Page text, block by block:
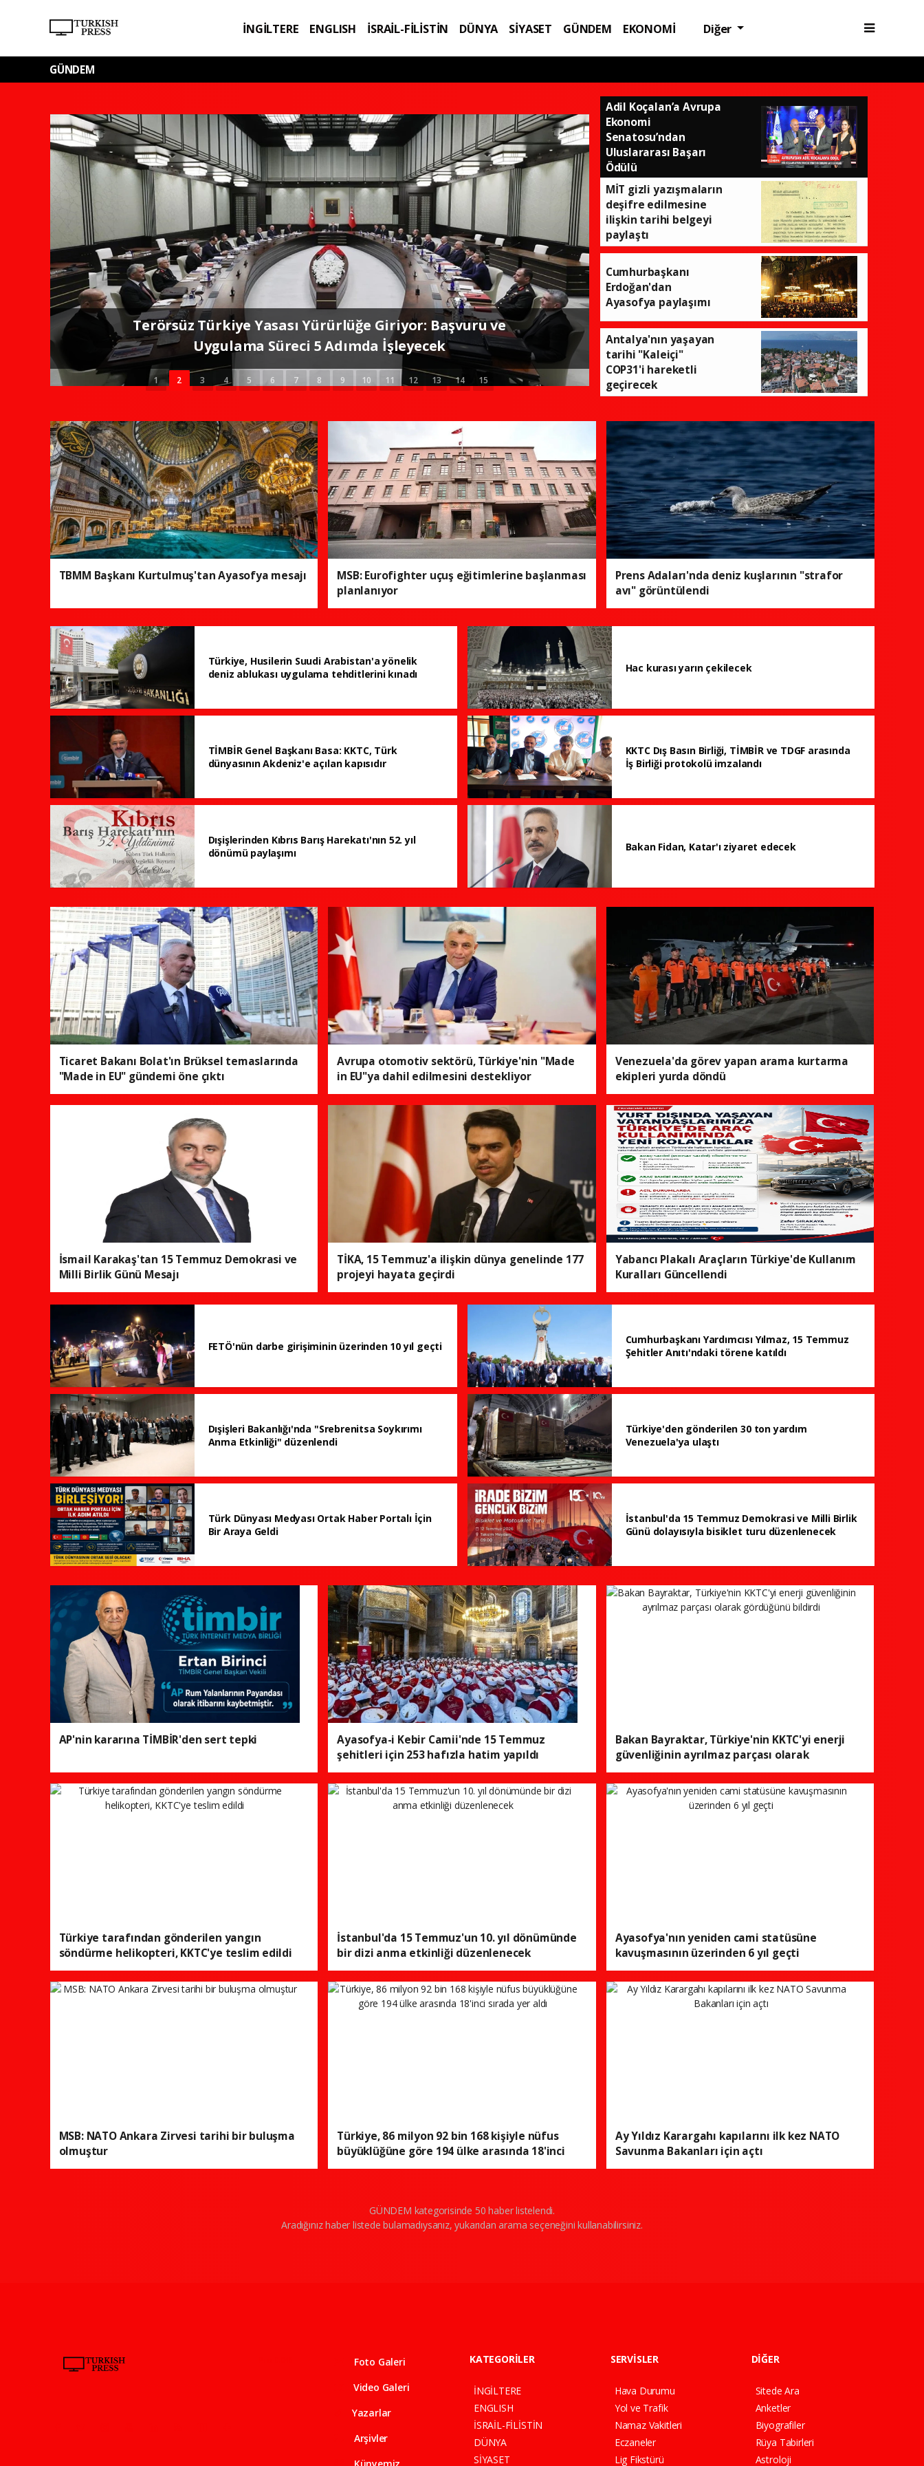
İNGİLTERE ENGLISH İSRAİL-FİLİSTİN DÜNYA SİYASET GÜNDEM
EKONOMİ
Diğer
GÜNDEM
Suriye Dışişleri Bakanı Şeybani yarın Türkiye'yi ziyaret
edecek
İsmail Karakaş'a TİMBİR'de
1 2 3 4 5 6 7 8 9 10 11 12 13 14 15
Adil Koçalan’a Avrupa
Ekonomi
Senatosu’ndan
Uluslararası Başarı
Ödülü
MİT gizli yazışmaların
deşifre edilmesine
ilişkin tarihi belgeyi
paylaştı
Cumhurbaşkanı
Erdoğan'dan
Ayasofya paylaşımı
Antalya'nın yaşayan
tarihi "Kaleiçi"
COP31'i hareketli
geçirecek
TBMM Başkanı Kurtulmuş'tan Ayasofya mesajı
MSB: Eurofighter uçuş eğitimlerine başlanması
planlanıyor
Prens Adaları'nda deniz kuşlarının "strafor
avı" görüntülendi
Türkiye, Husilerin Suudi Arabistan'a yönelik
deniz ablukası uygulama tehditlerini kınadı
Hac kurası yarın çekilecek
TİMBİR Genel Başkanı Basa: KKTC, Türk
dünyasının Akdeniz'e açılan kapısıdır
KKTC Dış Basın Birliği, TİMBİR ve TDGF arasında
İş Birliği protokolü imzalandı
Dışişlerinden Kıbrıs Barış Harekatı'nın 52. yıl
dönümü paylaşımı
Bakan Fidan, Katar'ı ziyaret edecek
Ticaret Bakanı Bolat'ın Brüksel temaslarında
"Made in EU" gündemi öne çıktı
Avrupa otomotiv sektörü, Türkiye'nin "Made
in EU"ya dahil edilmesini destekliyor
Venezuela'da görev yapan arama kurtarma
ekipleri yurda döndü
İsmail Karakaş'tan 15 Temmuz Demokrasi ve
Milli Birlik Günü Mesajı
TİKA, 15 Temmuz'a ilişkin dünya genelinde 177
projeyi hayata geçirdi
Yabancı Plakalı Araçların Türkiye'de Kullanım
Kuralları Güncellendi
FETÖ'nün darbe girişiminin üzerinden 10 yıl geçti
Cumhurbaşkanı Yardımcısı Yılmaz, 15 Temmuz
Şehitler Anıtı'ndaki törene katıldı
Dışişleri Bakanlığı'nda "Srebrenitsa Soykırımı
Anma Etkinliği" düzenlendi
Türkiye'den gönderilen 30 ton yardım
Venezuela'ya ulaştı
Türk Dünyası Medyası Ortak Haber Portalı İçin
Bir Araya Geldi
İstanbul'da 15 Temmuz Demokrasi ve Milli Birlik
Günü dolayısıyla bisiklet turu düzenlenecek
AP'nin kararına TİMBİR'den sert tepki
Ayasofya-i Kebir Camii'nde 15 Temmuz
şehitleri için 253 hafızla hatim yapıldı
Bakan Bayraktar, Türkiye'nin KKTC'yi enerji
güvenliğinin ayrılmaz parçası olarak
gördüğünü bildirdi
Türkiye tarafından gönderilen yangın
söndürme helikopteri, KKTC'ye teslim edildi
İstanbul'da 15 Temmuz'un 10. yıl dönümünde
bir dizi anma etkinliği düzenlenecek
Ayasofya'nın yeniden cami statüsüne
kavuşmasının üzerinden 6 yıl geçti
MSB: NATO Ankara Zirvesi tarihi bir buluşma
olmuştur
Türkiye, 86 milyon 92 bin 168 kişiyle nüfus
büyüklüğüne göre 194 ülke arasında 18'inci
sırada yer aldı
Ay Yıldız Karargahı kapılarını ilk kez NATO
Savunma Bakanları için açtı
GÜNDEM kategorisinde 50 haber listelendi.
Aradığınız haber listede bulamadıysanız, yukarıdan arama seçeneğini kullanabilirsiniz.
Foto Galeri
Video Galeri
Yazarlar
Arşivler
KATEGORİLER
İNGİLTERE
ENGLISH
İSRAİL-FİLİSTİN
DÜNYA
SİYASET
SERVİSLER
Hava Durumu
Yol ve Trafik
Namaz Vakitleri
Eczaneler
Lig Fikstürü
DİĞER
Sitede Ara
Anketler
Biyografiler
Rüya Tabirleri
Astroloji